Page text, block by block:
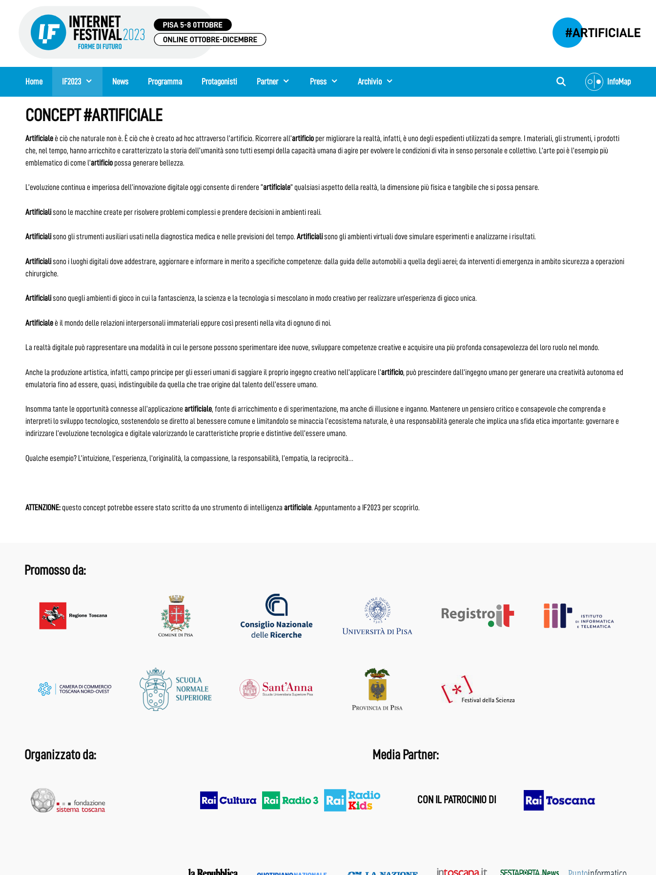
Home IF2023 News Programma Protagonisti Partner Press Archivio InfoMap
CONCEPT #ARTIFICIALE
Artificialeè ciò che naturale non è. Èciò che è creato ad hoc attraverso l’artificio. Ricorrere all’artificio per migliorare la realtà, infatti, è uno degli espedienti utilizzati da sempre. I materiali, gli strumenti, i prodotti
che, nel tempo, hanno arricchito e caratterizzato la storia dell’umanità sono tutti esempi della capacità umana di agire per evolvere le condizioni di vita in senso personale e collettivo. L’arte poi è l’esempio più
emblematico di come l’artificio possa generare bellezza.
L’evoluzione continua e imperiosa dell’innovazione digitale oggi consente di rendere “artificiale” qualsiasi aspetto della realtà, la dimensione più fisica e tangibile che si possa pensare.
Artificialisono le macchine create per risolvere problemi complessi e prendere decisioni in ambienti reali.
Artificialisono gli strumenti ausiliari usati nella diagnostica medica e nelle previsioni del tempo. Artificialisono gli ambienti virtuali dove simulare esperimenti e analizzarne i risultati.
Artificialisono i luoghi digitali dove addestrare, aggiornare e informare in merito a specifiche competenze: dalla guida delle automobili a quella degli aerei; da interventi di emergenza in ambito sicurezza a operazioni
chirurgiche.
Artificialisono quegli ambienti di gioco in cui la fantascienza, la scienza e la tecnologia si mescolano in modo creativo per realizzare un’esperienza di gioco unica.
Artificialeè il mondo delle relazioni interpersonali immateriali eppure così presenti nella vita di ognuno di noi.
La realtà digitale può rappresentare una modalità in cui le persone possono sperimentare idee nuove, sviluppare competenze creative e acquisire una più profonda consapevolezza del loro ruolo nel mondo.
Anche la produzione artistica, infatti, campo principe per gli esseri umani di saggiare il proprio ingegno creativo nell’applicare l’artificio, può prescindere dall’ingegno umano per generare una creatività autonoma ed
emulatoria fino ad essere, quasi, indistinguibile da quella che trae origine dal talento dell’essere umano.
Insomma tante le opportunità connesse all’applicazione artificiale, fonte di arricchimento e di sperimentazione, ma anche di illusione e inganno. Mantenere un pensiero critico e consapevole che comprenda e
interpreti lo sviluppo tecnologico, sostenendolo se diretto al benessere comune e limitandolo se minaccia l’ecosistema naturale, è una responsabilità generale che implica una sfida etica importante: governare e
indirizzare l’evoluzione tecnologica e digitale valorizzando le caratteristiche proprie e distintive dell’essere umano.
Qualche esempio? L’intuizione, l’esperienza, l’originalità, la compassione, la responsabilità, l’empatia, la reciprocità…
ATTENZIONE:questo concept potrebbe essere stato scritto da uno strumento di intelligenza artificiale. Appuntamento a IF2023 per scoprirlo.
Promosso da:
Organizzato da: Media Partner:
CON IL PATROCINIO DI